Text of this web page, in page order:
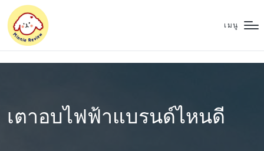
เมนู
เตาอบไฟฟ้าแบรนด์ไหนดี